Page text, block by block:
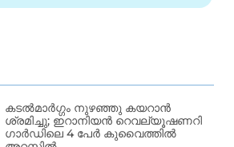
കടൽമാർഗ്ഗം നുഴഞ്ഞു കയറാൻ
ശ്രമിച്ചു; ഇറാനിയൻ റെവല്യൂഷണറി
ഗാർഡിലെ 4 പേർ കുവൈത്തിൽ